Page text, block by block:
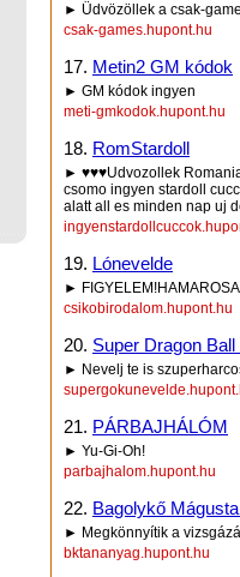
► Üdvözöllek a csak-
csak-games.hupont.hu
17. Metin2 GM kódok
► GM kódok ingyen
meti-gmkodok.hupont.hu
18. RomStardoll
► ♥♥♥Udvozollek
csomo ingyen stardoll
alatt all es minden nap uj
19. Lónevelde
►
csikobirodalom.hupont.hu
20. Super Dragon
► Nevelj te is
21. PÁRBAJHÁLÓM
► Yu-Gi-Oh!
parbajhalom.hupont.hu
22. Bagolykő
► Megkönnyítik a
bktananyag.hupont.hu